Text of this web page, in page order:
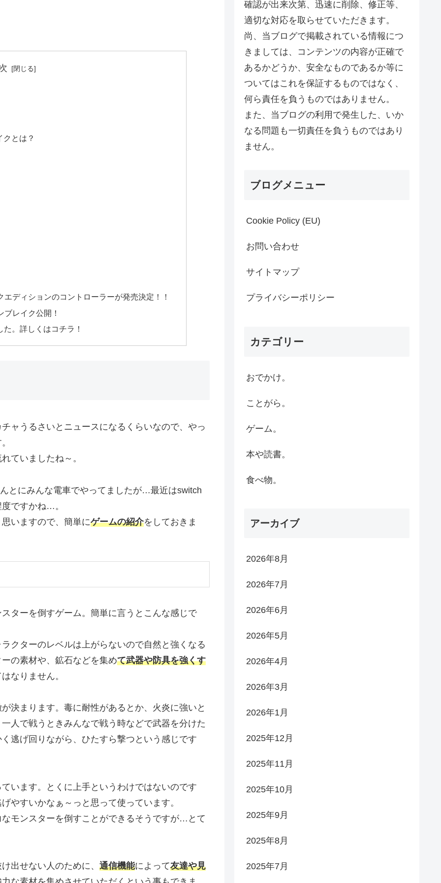
とは？
ディションのコントローラーが発売決定！！
レイク公開！
。詳しくはコチラ！
うるさいとニュースになるくらいなので、やっ
ていましたね～。
にみんな電車でやってましたが…最近はswitch
ですかね…。
いますので、簡単にゲームの紹介をしておきま
ターを倒すゲーム。簡単に言うとこんな感じで
ターのレベルは上がらないので自然と強くなる
の素材や、鉱石などを集めて武器や防具を強くす
なりません。
まります。毒に耐性があるとか、火炎に強いと
人で戦うときみんなで戦う時などで武器を分けた
逃げ回りながら、ひたすら撃つという感じです
ます。とくに上手というわけではないのです
やすいかなぁ～っと思って使っています。
モンスターを倒すことができるそうですが…とて
出せない人のために、 通信機能によって友達や見
確認が出来次第、迅速に削除、修正等、
適切な対応を取らせていただきます。
尚、当ブログで掲載されている情報につ
きましては、コンテンツの内容が正確で
あるかどうか、安全なものであるか等に
ついてはこれを保証するものではなく、
何ら責任を負うものではありません。
また、当ブログの利用で発生した、いか
なる問題も一切責任を負うものではあり
ません。
ブログメニュー
Cookie Policy (EU)
お問い合わせ
サイトマップ
プライバシーポリシー
カテゴリー
おでかけ。
ことがら。
ゲーム。
本や読書。
食べ物。
アーカイブ
2026年8月
2026年7月
2026年6月
2026年5月
2026年4月
2026年3月
2026年1月
2025年12月
2025年11月
2025年10月
2025年9月
2025年8月
2025年7月